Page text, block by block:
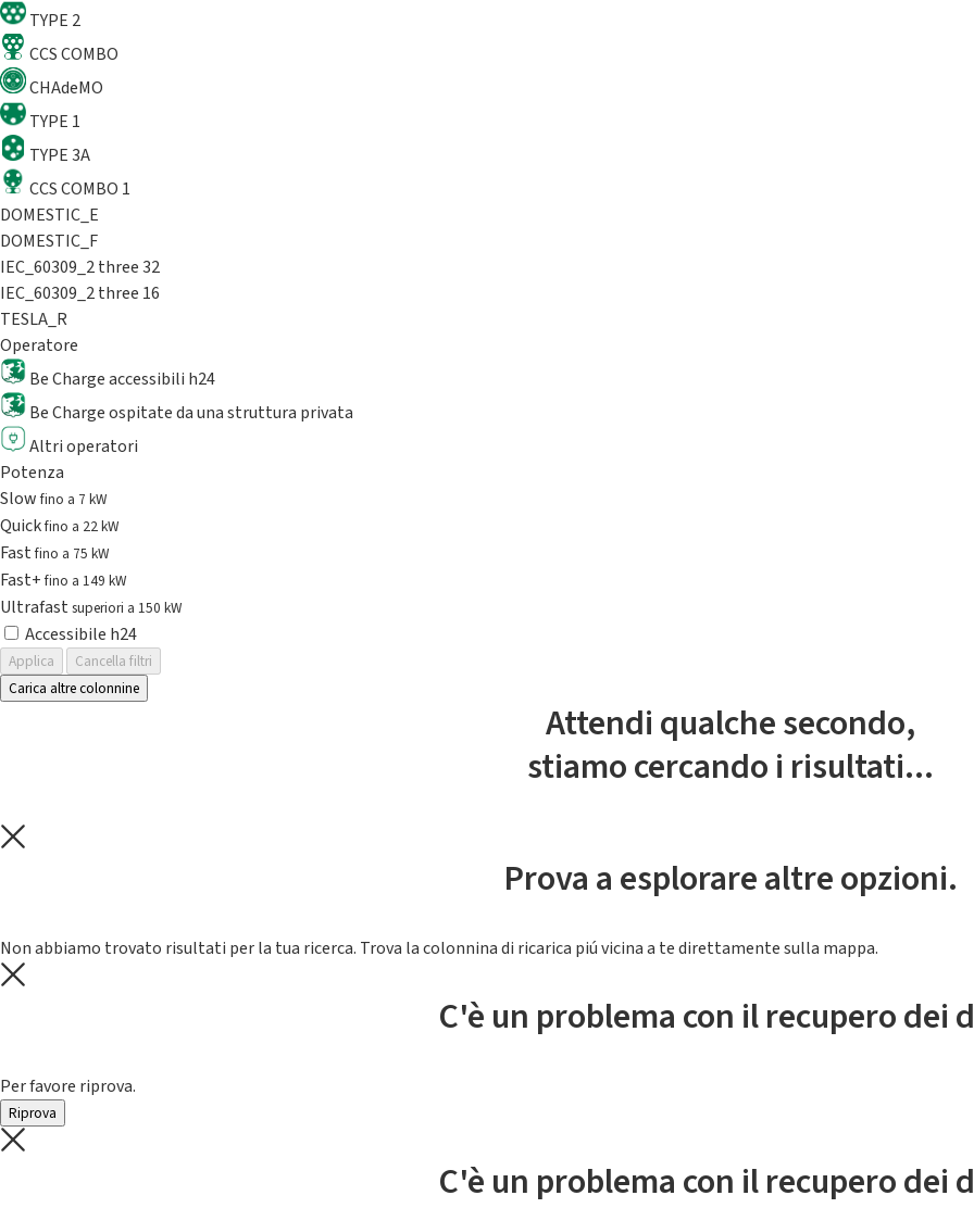
TYPE 2
CCS COMBO
CHAdeMO
TYPE 1
TYPE 3A
CCS COMBO 1
DOMESTIC_E
DOMESTIC_F
IEC_60309_2 three 32
IEC_60309_2 three 16
TESLA_R
Operatore
Be Charge accessibili h24
Be Charge ospitate da una struttura privata
Altri operatori
Potenza
Slowfino a 7 kW
Quickfino a 22 kW
Fastfino a 75 kW
Fast+fino a 149 kW
Ultrafast superiori a 150 kW
Accessibile h24
Applica
Cancella filtri
Carica altre colonnine
Attendi qualche secondo,
stiamo cercando i risultati...
Prova a esplorare altre opzioni.
Non abbiamo trovato risultati per la tua ricerca. Trova la colonnina di ricarica piú vicina a te direttamente sulla mappa.
C'è un problema con il recupero dei
Per favore riprova.
Riprova
C'è un problema con il recupero dei